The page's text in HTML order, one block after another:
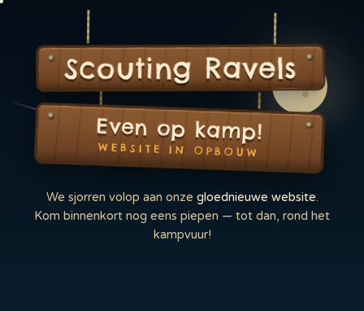
Scouting Ravels
Even op kamp!
WEBSITE IN OPBOUW
We sjorren volop aan onze gloednieuwe website.
Kom binnenkort nog eens piepen — tot dan, rond het
kampvuur!